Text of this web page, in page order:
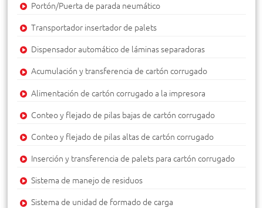
Portón/Puerta de parada neumático
Transportador insertador de palets
Dispensador automático de láminas separadoras
Acumulación y transferencia de cartón corrugado
Alimentación de cartón corrugado a la impresora
Conteo y flejado de pilas bajas de cartón corrugado
Conteo y flejado de pilas altas de cartón corrugado
Inserción y transferencia de palets para cartón corrugado
Sistema de manejo de residuos
Sistema de unidad de formado de carga